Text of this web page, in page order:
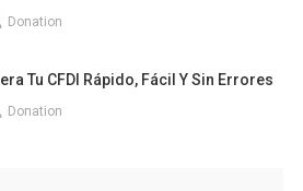
Donation
Tu CFDI Rápido, Fácil Y Sin Errores
Donation